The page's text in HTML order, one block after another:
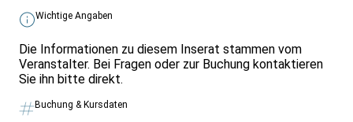
Wichtige Angaben
Die Informationen zu diesem Inserat stammen vom
Veranstalter. Bei Fragen oder zur Buchung kontaktieren
Sie ihn bitte direkt.
Buchung & Kursdaten